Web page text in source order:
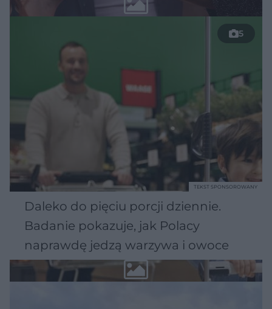
5
Daleko do pięciu porcji dziennie.
Badanie pokazuje, jak Polacy
naprawdę jedzą warzywa i owoce
TEKST SPONSOROWANY